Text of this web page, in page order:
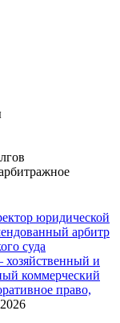
юридической
арбитр
суда
хозяйственный и
коммерческий
право,